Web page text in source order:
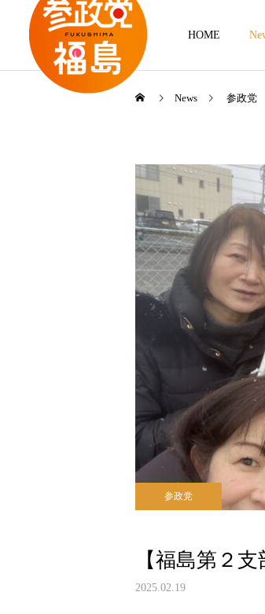
HOME
【衆院選2026】神谷代表 郡
参政党
【県連】夏の党
戦‼
News 参政党
参政党
【福島第２
2025.02.19